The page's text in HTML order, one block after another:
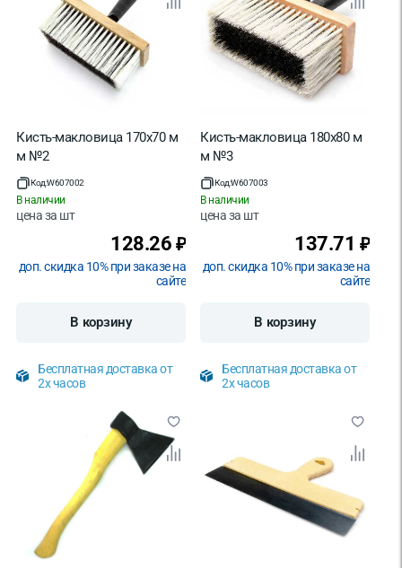
Кисть-макловица 170х70 м
м №2
Код:W607002
В наличии
цена за шт
128.26 ₽
доп. скидка 10% при заказе на
сайте
В корзину
Бесплатная доставка от
2х часов
Кисть-макловица 180х80 м
м №3
Код:W607003
В наличии
цена за шт
137.71 ₽
доп. скидка 10% при заказе на
сайте
В корзину
Бесплатная доставка от
2х часов